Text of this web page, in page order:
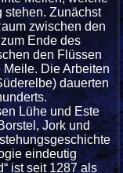
stehen. Zunächst
zwischen den
Ende des
den Flüssen
Die Arbeiten
dauerten
Lühe und Este
Jork und
eindeutig
ist seit 1287 als